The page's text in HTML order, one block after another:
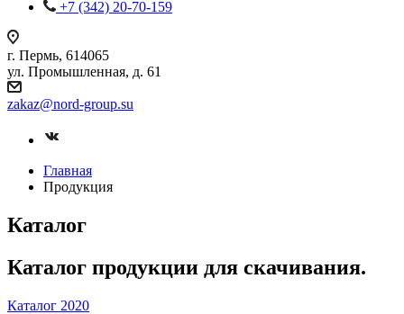
+7 (342) 20-70-159
г. Пермь, 614065
ул. Промышленная, д. 61
zakaz@nord-group.su
Главная
Продукция
Каталог
Каталог продукции для скачивания.
Каталог 2020